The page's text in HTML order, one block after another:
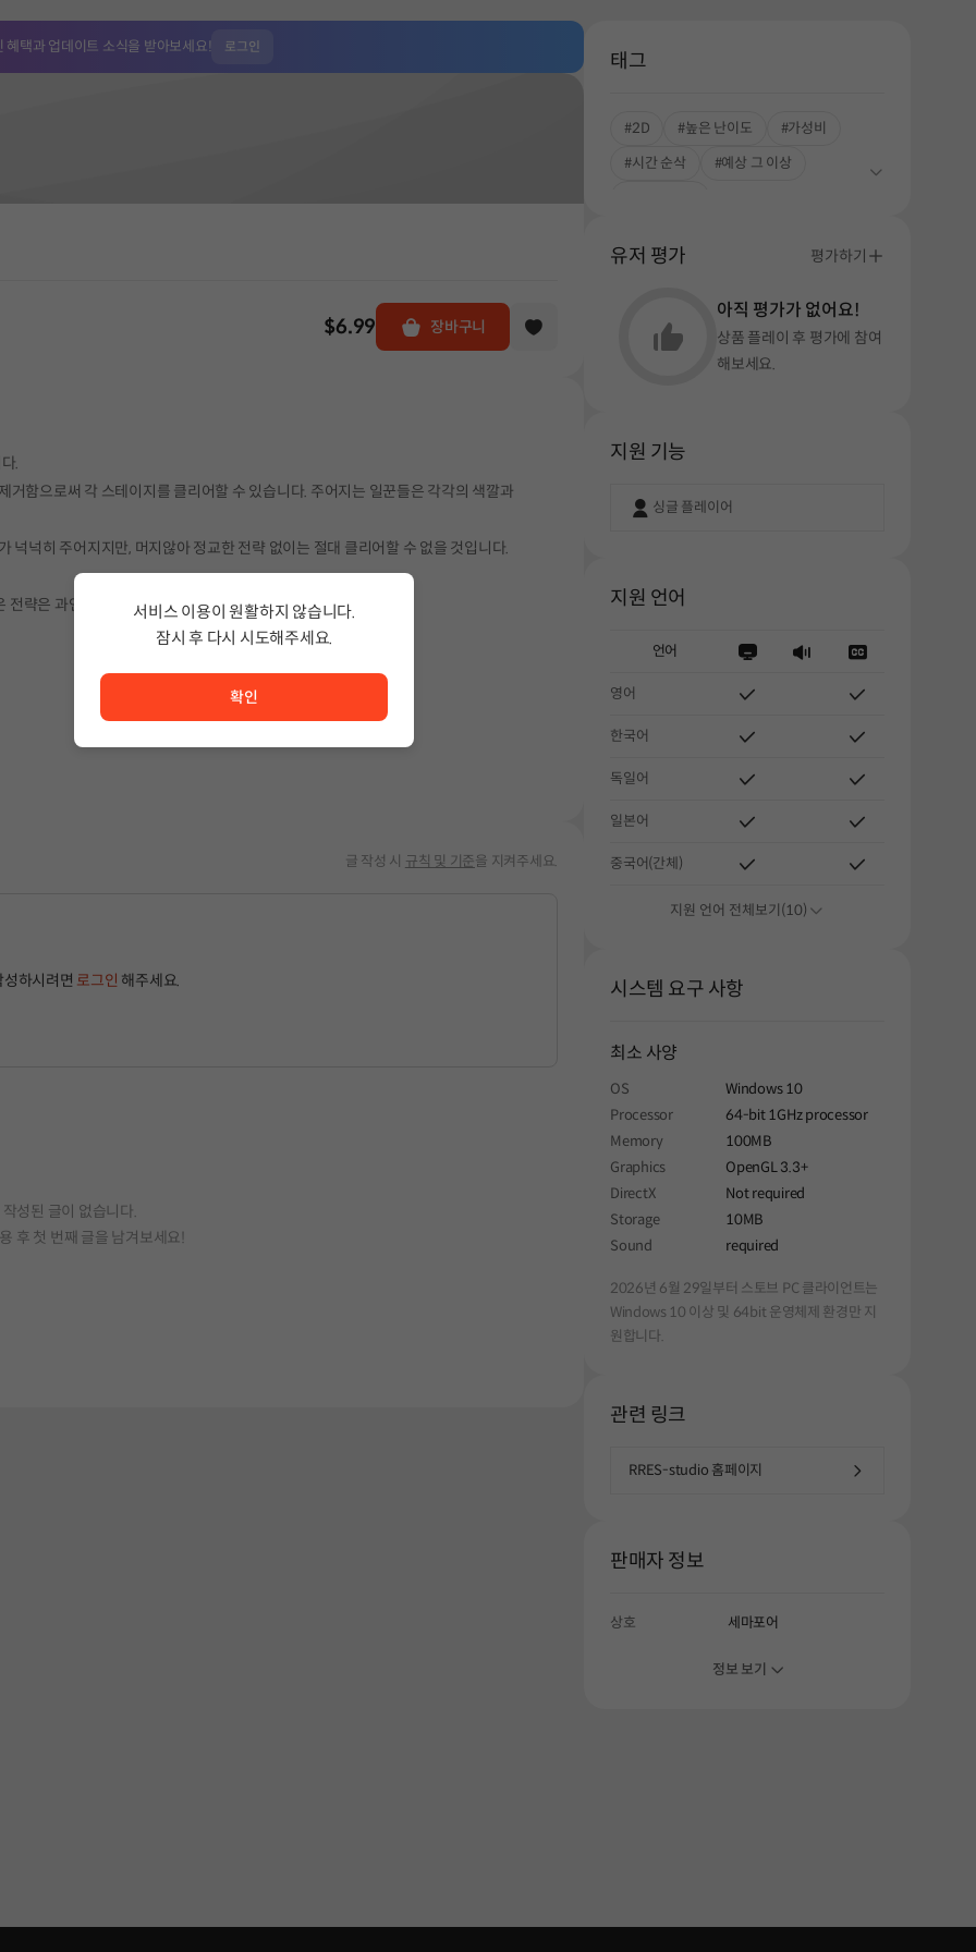
혜택과 업데이트 소식을 받아보세요! 로그인
$6.99 장바구니
.
함으로써 각 스테이지를 클리어할 수 있습니다. 주어지는 일꾼들은 각각의 색깔과
넉넉히 주어지지만, 머지않아 정교한 전략 없이는 절대 클리어할 수 없을 것입니다.
전략은 과연 새로운 것들을 받아들일 준비가 되었나요?
글 작성 시 규칙 및 기준을 지켜주세요.
성하시려면 로그인 해주세요.
작성된 글이 없습니다.
후 첫 번째 글을 남겨보세요!
태그
#2D #높은 난이도
#가성비
#시간 순삭
#예상 그 이상
유저 평가 평가하기
아직 평가가 없어요!
상품 플레이 후 평가에 참여
해보세요.
지원 기능
싱글 플레이어
지원 언어
언어
영어
한국어
독일어
일본어
중국어(간체)
지원 언어 전체보기(10)
시스템 요구 사항
최소 사양
OS
Windows 10
Processor
64-bit 1GHz processor
Memory
100MB
Graphics
OpenGL 3.3+
DirectX
Not required
Storage
10MB
Sound
required
2026년 6월 29일부터 스토브 PC 클라이언트는
Windows 10 이상 및 64bit 운영체제 환경만 지
원합니다.
관련 링크
RRES-studio 홈페이지
판매자 정보
상호 세마포어
정보 보기
서비스 이용이 원활하지 않습니다.
잠시 후 다시 시도해주세요.
확인